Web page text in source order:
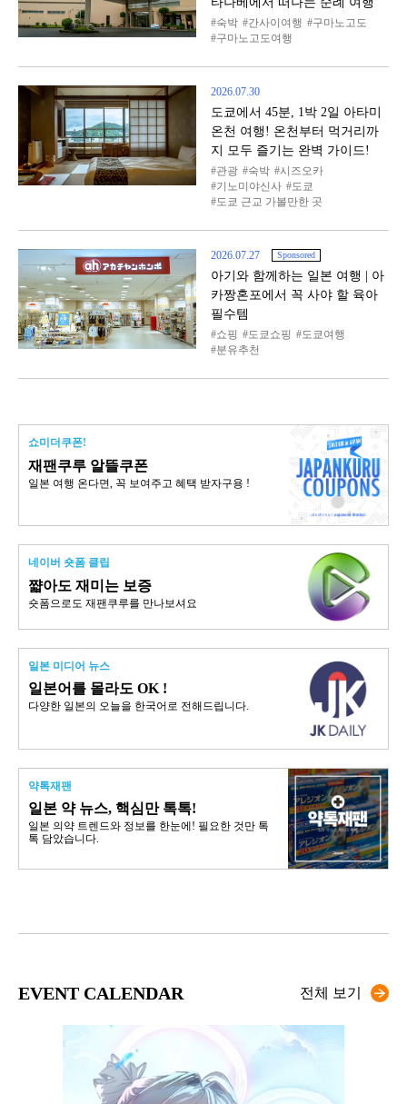
숙박 간사이여행
구마노고도
구마노고도여행
2026.07.30
도쿄에서 45분, 1박 2일 아타미
온천 여행! 온천부터 먹거리까
지 모두 즐기는 완벽 가이드!
관광 숙박
시즈오카
기노미야신사
도쿄
도쿄 근교 가볼만한 곳
2026.07.27 Sponsored
아기와 함께하는 일본 여행 | 아
카짱혼포에서 꼭 사야 할 육아
필수템
쇼핑 도쿄쇼핑
도쿄여행
분유추천
쇼미더쿠폰!
재팬쿠루 알뜰쿠폰
일본 여행 온다면, 꼭 보여주고 혜택 받자구용 !
네이버 숏폼 클립
쨟아도 재미는 보증
숏폼으로도 재팬쿠루를 만나보셔요
일본 미디어 뉴스
일본어를 몰라도 OK !
다양한 일본의 오늘을 한국어로 전해드립니다.
약톡재팬
일본 약 뉴스, 핵심만 톡톡!
일본 의약 트렌드와 정보를 한눈에! 필요한 것만 톡
톡 담았습니다.
EVENT CALENDAR 전체 보기